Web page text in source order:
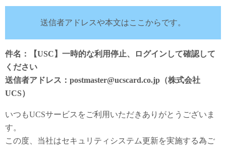
送信者アドレスや本文はここからです。
件名：【USC】一時的な利用停止、ログインして確認して
ください
送信者アドレス：postmaster@ucscard.co.jp（株式会社
UCS）
いつもUCSサービスをご利用いただきありがとうございま
す。
この度、当社はセキュリティシステム更新を実施する為ご